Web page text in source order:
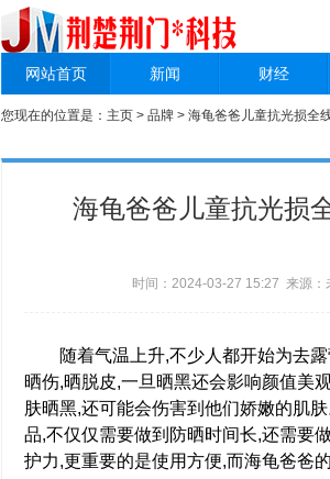
网站首页 新闻 财经
您现在的位置是： 主页 > 品牌 > 海龟爸爸儿童抗光损全
海龟爸爸儿童抗光损
时间：2024-03-27 15:27 来源：
随着气温上升,不少人都开始为去露
晒伤,晒脱皮,一旦晒黑还会影响颜值美
肤晒黑,还可能会伤害到他们娇嫩的肌
品,不仅仅需要做到防晒时间长,还需要
护力,更重要的是使用方便,而海龟爸爸